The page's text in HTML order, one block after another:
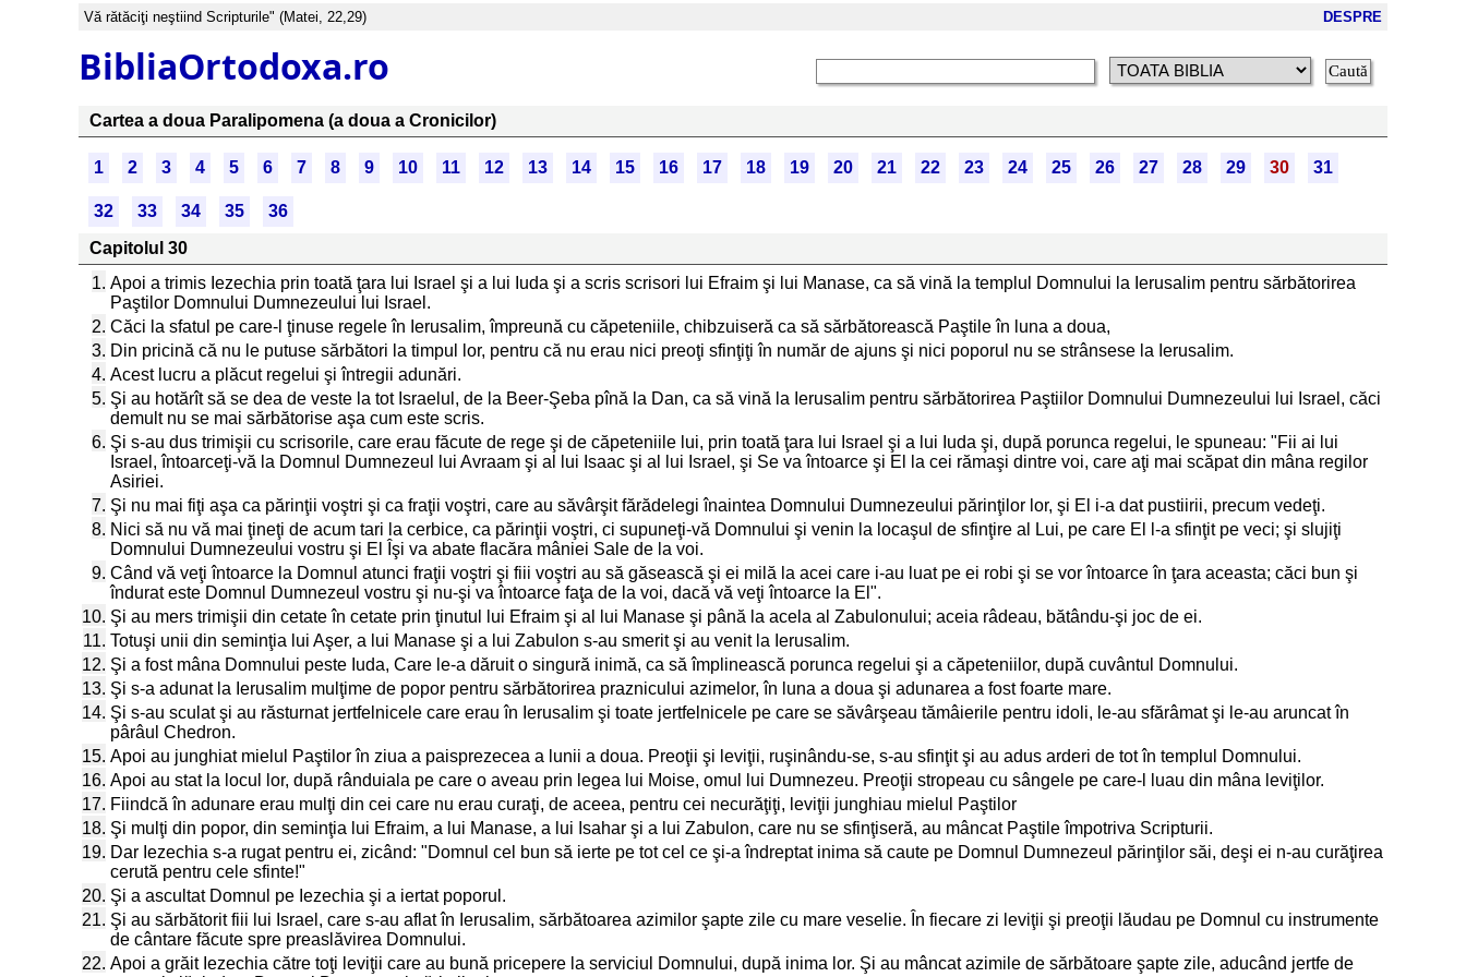
Vă rătăciţi neştiind Scripturile" (Matei, 22,29) DESPRE
BibliaOrtodoxa.ro
Cartea a doua Paralipomena (a doua a Cronicilor)
1 2 3 4 5 6 7 8 9 10 11 12 13 14 15 16 17 18 19 20 21 22 23 24 25 26 27 28 29 30 31
32 33 34 35
36
Capitolul 30
1. Apoi a trimis Iezechia prin toată ţara lui Israel şi a lui Iuda şi a scris scrisori lui Efraim şi lui Manase, ca să vină la templul Domnului la Ierusalim pentru sărbătorirea
Paştilor Domnului Dumnezeului lui Israel.
2. Căci la sfatul pe care-l ţinuse regele în Ierusalim, împreună cu căpeteniile, chibzuiseră ca să sărbătorească Paştile în luna a doua,
3. Din pricină că nu le putuse sărbători la timpul lor, pentru că nu erau nici preoţi sfinţiţi în număr de ajuns şi nici poporul nu se strânsese la Ierusalim.
4. Acest lucru a plăcut regelui şi întregii adunări.
5. Şi au hotărît să se dea de veste la tot Israelul, de la Beer-Şeba pînă la Dan, ca să vină la Ierusalim pentru sărbătorirea Paştiilor Domnului Dumnezeului lui Israel, căci
demult nu se mai sărbătorise aşa cum este scris.
6. Şi s-au dus trimişii cu scrisorile, care erau făcute de rege şi de căpeteniile lui, prin toată ţara lui Israel şi a lui Iuda şi, după porunca regelui, le spuneau: "Fii ai lui
Israel, întoarceţi-vă la Domnul Dumnezeul lui Avraam şi al lui Isaac şi al lui Israel, şi Se va întoarce şi El la cei rămaşi dintre voi, care aţi mai scăpat din mâna regilor
Asiriei.
7. Şi nu mai fiţi aşa ca părinţii voştri şi ca fraţii voştri, care au săvârşit fărădelegi înaintea Domnului Dumnezeului părinţilor lor, şi El i-a dat pustiirii, precum vedeţi.
8. Nici să nu vă mai ţineţi de acum tari la cerbice, ca părinţii voştri, ci supuneţi-vă Domnului şi venin la locaşul de sfinţire al Lui, pe care El l-a sfinţit pe veci; şi slujiţi
Domnului Dumnezeului vostru şi El Îşi va abate flacăra mâniei Sale de la voi.
9. Când vă veţi întoarce la Domnul atunci fraţii voştri şi fiii voştri au să găsească şi ei milă la acei care i-au luat pe ei robi şi se vor întoarce în ţara aceasta; căci bun şi
îndurat este Domnul Dumnezeul vostru şi nu-şi va întoarce faţa de la voi, dacă vă veţi întoarce la El".
10. Şi au mers trimişii din cetate în cetate prin ţinutul lui Efraim şi al lui Manase şi până la acela al Zabulonului; aceia râdeau, bătându-şi joc de ei.
11. Totuşi unii din seminţia lui Aşer, a lui Manase şi a lui Zabulon s-au smerit şi au venit la Ierusalim.
12. Şi a fost mâna Domnului peste Iuda, Care le-a dăruit o singură inimă, ca să împlinească porunca regelui şi a căpeteniilor, după cuvântul Domnului.
13. Şi s-a adunat la Ierusalim mulţime de popor pentru sărbătorirea praznicului azimelor, în luna a doua şi adunarea a fost foarte mare.
14. Şi s-au sculat şi au răsturnat jertfelnicele care erau în Ierusalim şi toate jertfelnicele pe care se săvârşeau tămâierile pentru idoli, le-au sfărâmat şi le-au aruncat în
pârâul Chedron.
15. Apoi au junghiat mielul Paştilor în ziua a paisprezecea a lunii a doua. Preoţii şi leviţii, ruşinându-se, s-au sfinţit şi au adus arderi de tot în templul Domnului.
16. Apoi au stat la locul lor, după rânduiala pe care o aveau prin legea lui Moise, omul lui Dumnezeu. Preoţii stropeau cu sângele pe care-l luau din mâna leviţilor.
17. Fiindcă în adunare erau mulţi din cei care nu erau curaţi, de aceea, pentru cei necurăţiţi, leviţii junghiau mielul Paştilor
18. Şi mulţi din popor, din seminţia lui Efraim, a lui Manase, a lui Isahar şi a lui Zabulon, care nu se sfinţiseră, au mâncat Paştile împotriva Scripturii.
19. Dar Iezechia s-a rugat pentru ei, zicând: "Domnul cel bun să ierte pe tot cel ce şi-a îndreptat inima să caute pe Domnul Dumnezeul părinţilor săi, deşi ei n-au curăţirea
cerută pentru cele sfinte!"
20. Şi a ascultat Domnul pe Iezechia şi a iertat poporul.
21. Şi au sărbătorit fiii lui Israel, care s-au aflat în Ierusalim, sărbătoarea azimilor şapte zile cu mare veselie. În fiecare zi leviţii şi preoţii lăudau pe Domnul cu instrumente
de cântare făcute spre preaslăvirea Domnului.
22. Apoi a grăit Iezechia către toţi leviţii care au bună pricepere la serviciul Domnului, după inima lor. Şi au mâncat azimile de sărbătoare şapte zile, aducând jertfe de